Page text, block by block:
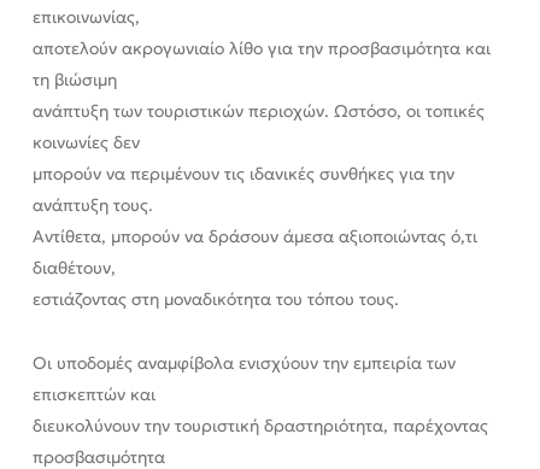
επικοινωνίας,
αποτελούν ακρογωνιαίο λίθο για την προσβασιμότητα και
τη βιώσιμη
ανάπτυξη των τουριστικών περιοχών. Ωστόσο, οι τοπικές
κοινωνίες δεν
μπορούν να περιμένουν τις ιδανικές συνθήκες για την
ανάπτυξη τους.
Αντίθετα, μπορούν να δράσουν άμεσα αξιοποιώντας ό,τι
διαθέτουν,
εστιάζοντας στη μοναδικότητα του τόπου τους.
Οι υποδομές αναμφίβολα ενισχύουν την εμπειρία των
επισκεπτών και
διευκολύνουν την τουριστική δραστηριότητα, παρέχοντας
προσβασιμότητα